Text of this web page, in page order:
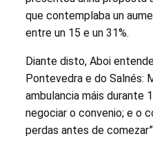
que contemplaba un
entre un 15 e un 31%.
Diante disto, Aboi
Pontevedra e do Salnés:
ambulancia máis durante
negociar o convenio; e o
perdas antes de